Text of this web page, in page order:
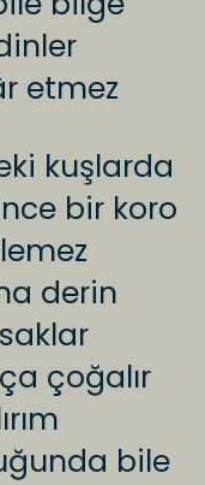
etmez
kuşlarda
bir koro
derin
çoğalır
bile